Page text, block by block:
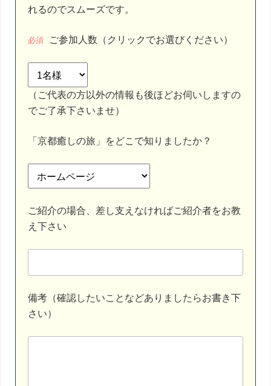
れるのでスムーズです。
必須 ご参加人数（クリックでお選びください）
（ご代表の方以外の情報も後ほどお伺いしますの
でご了承下さいませ）
「京都癒しの旅」をどこで知りましたか？
ご紹介の場合、差し支えなければご紹介者をお教
え下さい
備考（確認したいことなどありましたらお書き下
さい）